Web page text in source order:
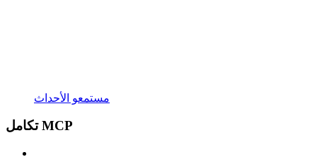
مستمعو الأحداث
تكامل MCP